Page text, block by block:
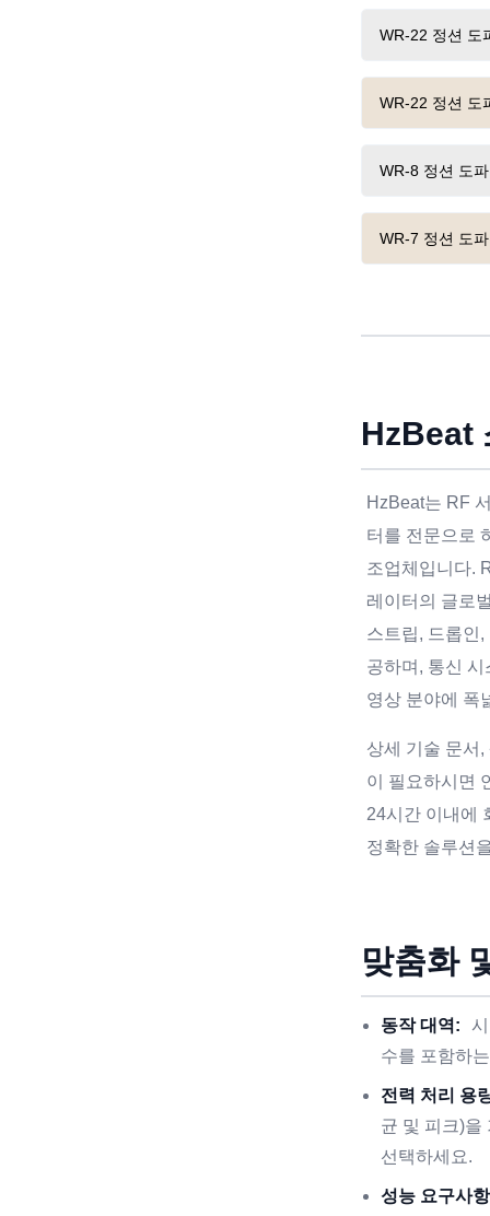
WR-22 정션 도
WR-22 정션 도
WR-8 정션 도
WR-7 정션 도
HzBeat
HzBeat는 RF
터를 전문으로
조업체입니다.
레이터의 글로
스트립, 드롭인
공하며, 통신
영상 분야에 폭
상세 기술 문서
이 필요하시면
24시간 이내에
정확한 솔루션
맞춤화
동작 대역:
수를 포함하
전력 처리 용
균 및 피크)을
선택하세요.
성능 요구사